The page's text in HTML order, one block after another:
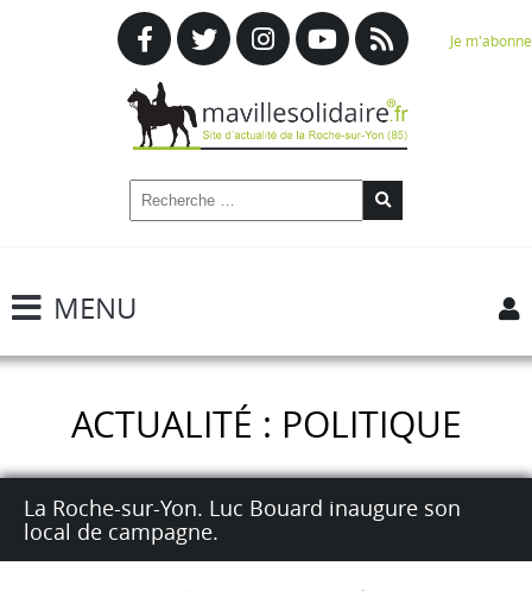
Je m'abonne
MENU
ACTUALITÉ : POLITIQUE
La Roche-sur-Yon. Luc Bouard inaugure son
local de campagne.